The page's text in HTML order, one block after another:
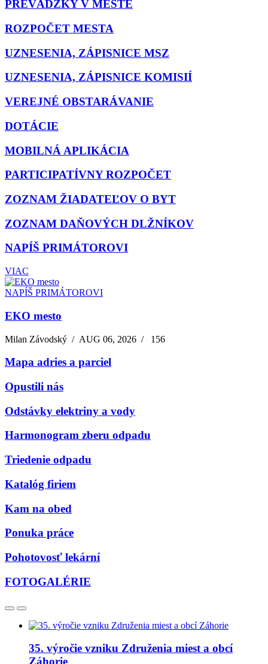
PREVÁDZKY V MESTE
ROZPOČET MESTA
UZNESENIA, ZÁPISNICE MSZ
UZNESENIA, ZÁPISNICE KOMISIÍ
VEREJNÉ OBSTARÁVANIE
DOTÁCIE
MOBILNÁ APLIKÁCIA
PARTICIPATÍVNY ROZPOČET
ZOZNAM ŽIADATEĽOV O BYT
ZOZNAM DAŇOVÝCH DLŽNÍKOV
NAPÍŠ PRIMÁTOROVI
VIAC
NAPÍŠ PRIMÁTOROVI
EKO mesto
Milan Závodský /AUG 06, 2026 / 156
Mapa adries a parciel
Opustili nás
Odstávky elektriny a vody
Harmonogram zberu odpadu
Triedenie odpadu
Katalóg firiem
Kam na obed
Ponuka práce
Pohotovosť lekární
FOTOGALÉRIE
35. výročie vzniku Združenia miest a obcí
Záhorie